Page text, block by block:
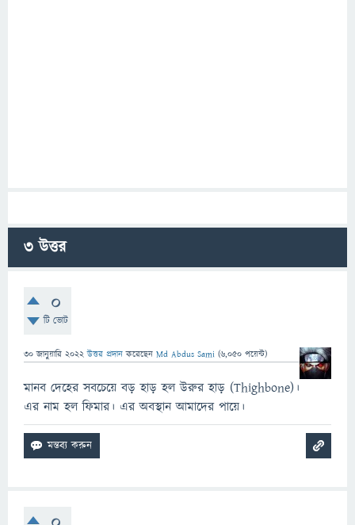
3উত্তর
0
টি ভোট
30 জানুয়ারি 2022 উত্তর প্রদান করেছেন Md Abdus Sami (6,050 পয়েন্ট)
মানব দেহের সবচেয়ে বড় হাড় হল উরুর হাড় (Thighbone)।
এর নাম হল ফিমার। এর অবস্থান আমাদের পায়ে।